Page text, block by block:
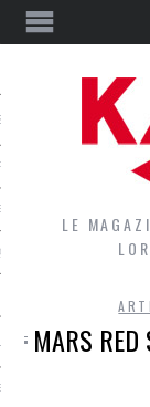
GROUPES DU LOCAL
LE
MARS RED